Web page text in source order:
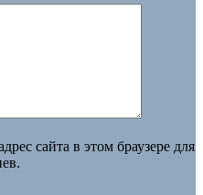
сайта в этом браузере для